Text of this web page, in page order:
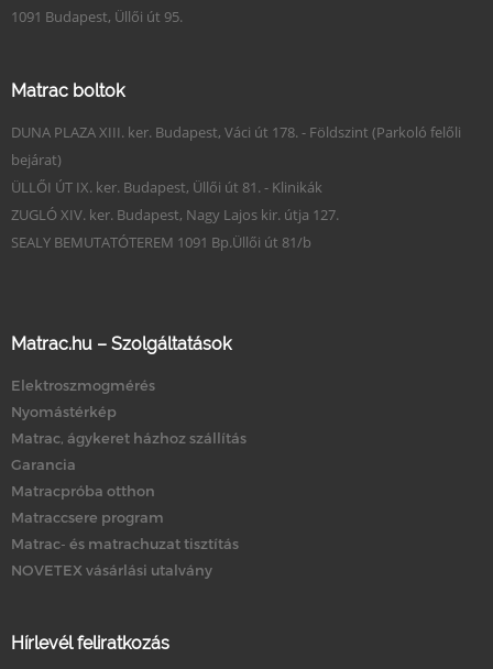
1091 Budapest, Üllői út 95.
Matrac boltok
DUNA PLAZA XIII. ker. Budapest, Váci út 178. - Földszint (Parkoló felőli
bejárat)
ÜLLŐI ÚT IX. ker. Budapest, Üllői út 81. - Klinikák
ZUGLÓ XIV. ker. Budapest, Nagy Lajos kir. útja 127.
SEALY BEMUTATÓTEREM 1091 Bp.Üllői út 81/b
Matrac.hu – Szolgáltatások
Elektroszmogmérés
Nyomástérkép
Matrac, ágykeret házhoz szállítás
Garancia
Matracpróba otthon
Matraccsere program
Matrac- és matrachuzat tisztítás
NOVETEX vásárlási utalvány
Hírlevél feliratkozás